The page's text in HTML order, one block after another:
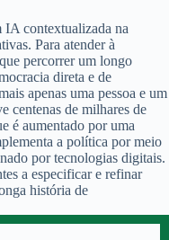
IA contextualizada na
Para atender à
percorrer um longo
direta e de
apenas uma pessoa e um
centenas de milhares de
é aumentado por uma
a política por meio
por tecnologias digitais.
a especificar e refinar
história de